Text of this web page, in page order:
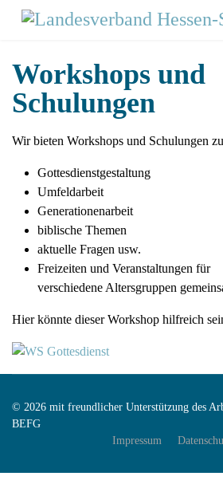
Workshops und
Schulungen
Wir bieten Workshops und Schulungen
Gottesdienstgestaltung
Umfeldarbeit
Generationenarbeit
biblische Themen
aktuelle Fragen usw.
Freizeiten und Veranstaltungen für
verschiedene Altersgruppen
Hier könnte dieser Workshop hilfreich
© 2026 mit freundlicher Unterstützung des
BEFG
Impressum